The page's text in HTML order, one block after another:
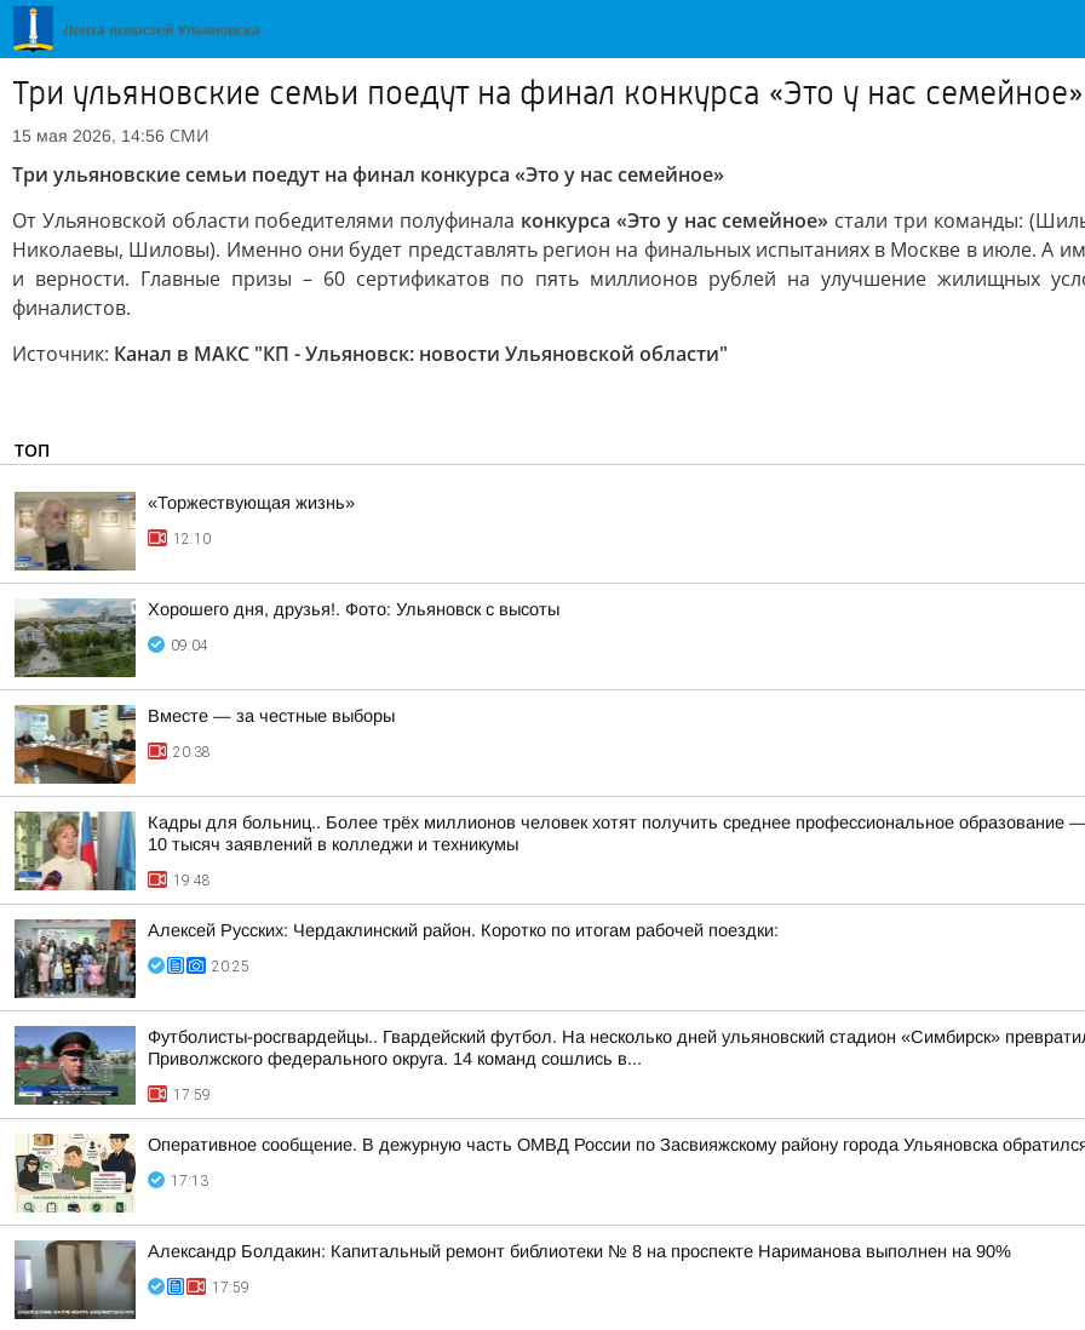
Три ульяновские семьи поедут на финал конкурса «Это у нас семейное»
15 мая 2026, 14:56 СМИ
Три ульяновские семьи поедут на финал конкурса «Это у нас семейное»
От Ульяновской области победителями полуфинала конкурса «Это у нас семейное» стали три команды:
Николаевы, Шиловы). Именно они будет представлять регион на финальных испытаниях в Москве в июле. А
и верности. Главные призы – 60 сертификатов по пять миллионов рублей на улучшение жилищных
финалистов.
Источник: Канал в МАКС "КП - Ульяновск: новости Ульяновской области"
ТОП
«Торжествующая жизнь»
12:10
Хорошего дня, друзья!. Фото: Ульяновск с высоты
09:04
Вместе — за честные выборы
20:38
Кадры для больниц.. Более трёх миллионов человек хотят получить среднее профессиональное образование
10 тысяч заявлений в колледжи и техникумы
19:48
Алексей Русских: Чердаклинский район. Коротко по итогам рабочей поездки:
20:25
Футболисты-росгвардейцы.. Гвардейский футбол. На несколько дней ульяновский стадион «Симбирск»
Приволжского федерального округа. 14 команд сошлись в...
17:59
Оперативное сообщение. В дежурную часть ОМВД России по Засвияжскому району города Ульяновска
17:13
Александр Болдакин: Капитальный ремонт библиотеки № 8 на проспекте Нариманова выполнен на 90%
17:59